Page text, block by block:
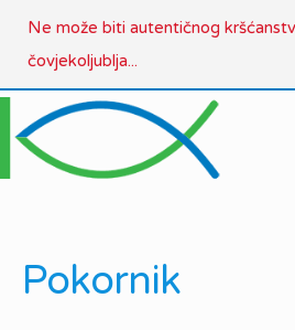
Ne može biti autentičnog
čovjekoljublja...
Pokornik